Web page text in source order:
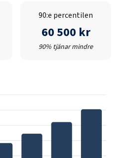
90:e percentilen
60 500 kr
90% tjänar mindre